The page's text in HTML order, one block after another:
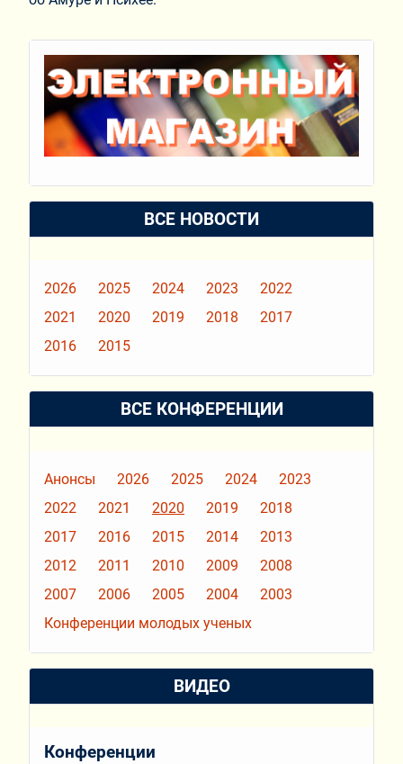
ВСЕ НОВОСТИ
2026 2025 2024 2023
2022
2021
2020 2019 2018
2017
2016
2015
ВСЕ КОНФЕРЕНЦИИ
Анонсы 2026 2025 2024
2023
2022
2021 2020 2019
2018
2017
2016 2015 2014
2013
2012
2011 2010 2009
2008
2007
2006 2005 2004
2003
Конференции молодых ученых
ВИДЕО
Конференции